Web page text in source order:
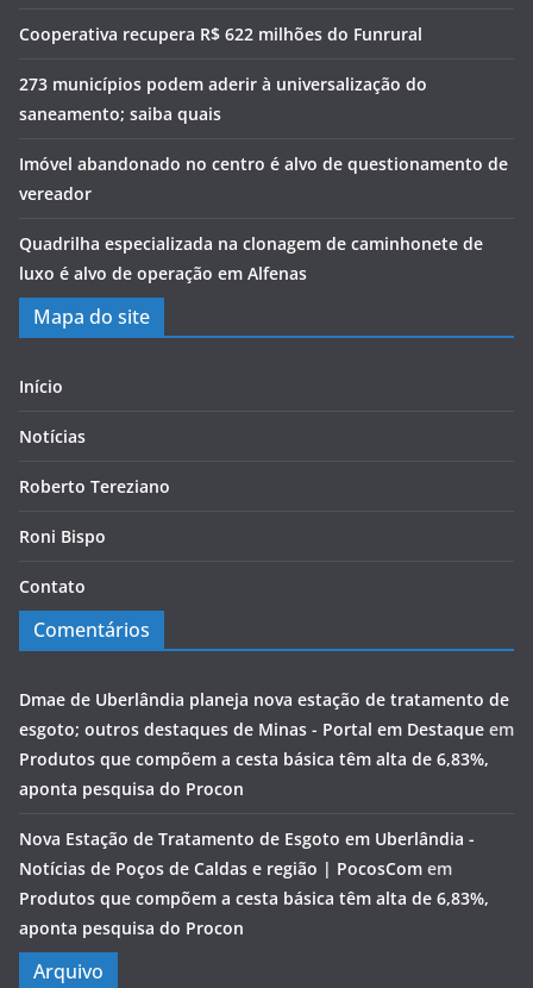
Cooperativa recupera R$ 622 milhões do Funrural
273 municípios podem aderir à universalização do
saneamento; saiba quais
Imóvel abandonado no centro é alvo de questionamento de
vereador
Quadrilha especializada na clonagem de caminhonete de
luxo é alvo de operação em Alfenas
Mapa do site
Início
Notícias
Roberto Tereziano
Roni Bispo
Contato
Comentários
Dmae de Uberlândia planeja nova estação de tratamento de
esgoto; outros destaques de Minas - Portal em Destaque em
Produtos que compõem a cesta básica têm alta de 6,83%,
aponta pesquisa do Procon
Nova Estação de Tratamento de Esgoto em Uberlândia -
Notícias de Poços de Caldas e região | PocosCom em
Produtos que compõem a cesta básica têm alta de 6,83%,
aponta pesquisa do Procon
Arquivo